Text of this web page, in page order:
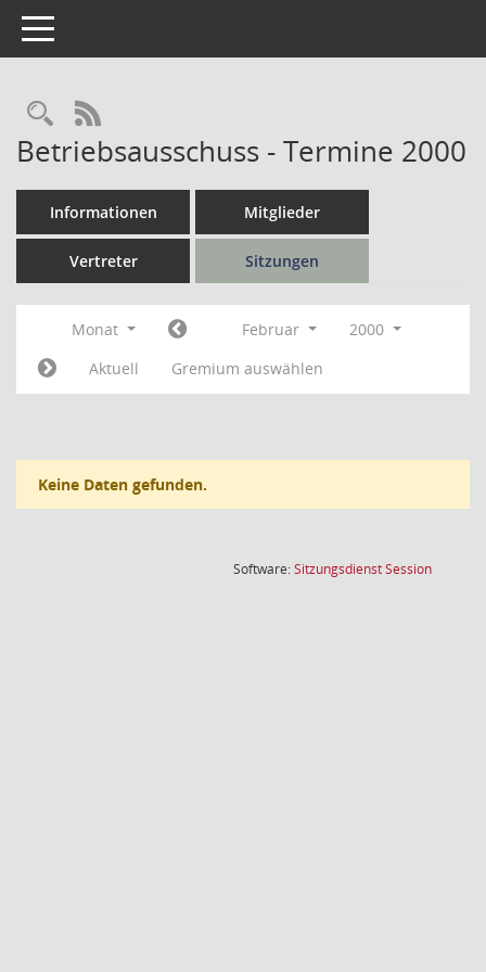
Toggle navigation
Rechercheauswahl
RSS-Feed
Betriebsausschuss - Termine 2000
Informationen Mitglieder
Vertreter Sitzungen
Monat Februar
2000
Aktuell
Gremium auswählen
Keine Daten gefunden.
Software:SitzungsdienstSession(Wird in